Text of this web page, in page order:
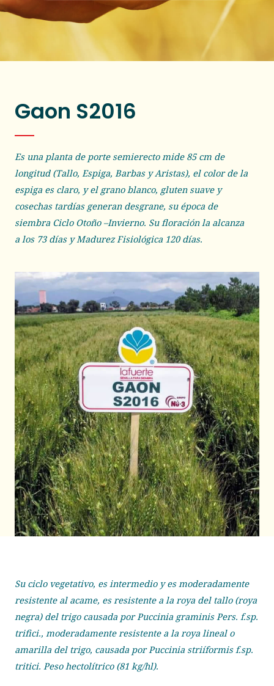
Gaon S2016
Es una planta de porte semierecto mide 85 cm de
longitud (Tallo, Espiga, Barbas y Aristas), el color de la
espiga es claro, y el grano blanco, gluten suave y
cosechas tardías generan desgrane, su época de
siembra Ciclo Otoño –Invierno. Su floración la alcanza
a los 73 días y Madurez Fisiológica 120 días.
Su ciclo vegetativo, es intermedio y es moderadamente
resistente al acame, es resistente a la roya del tallo (roya
negra) del trigo causada por Puccinia graminis Pers. f.sp.
trifici., moderadamente resistente a la roya lineal o
amarilla del trigo, causada por Puccinia striíformis f.sp.
tritici. Peso hectolítrico (81 kg/hl).